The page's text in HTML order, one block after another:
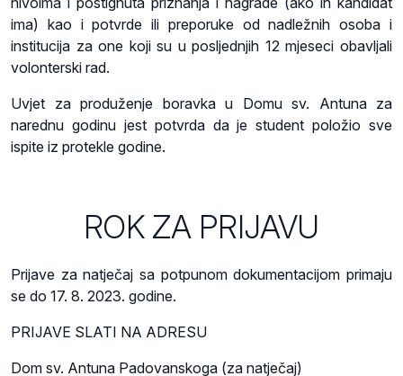
ima) kao i potvrde ili preporuke od nadležnih osoba i
institucija za one koji su u posljednjih 12 mjeseci obavljali
volonterski rad.
Uvjet za produženje boravka u Domu sv. Antuna za
narednu godinu jest potvrda da je student položio sve
ispite iz protekle godine.
ROK ZA PRIJAVU
Prijave za natječaj sa potpunom dokumentacijom primaju
se do 17. 8. 2023. godine.
PRIJAVE SLATI NA ADRESU
Dom sv. Antuna Padovanskoga (za natječaj)